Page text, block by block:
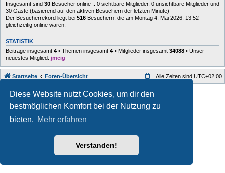
Diese Website nutzt Cookies, um dir den
bestmöglichen Komfort bei der Nutzung zu
bieten. Mehr erfahren
Verstanden!
Insgesamt sind 30 Besucher online :: 0 sichtbare Mitglieder, 0 unsichtbare Mitglieder und
30 Gäste (basierend auf den aktiven Besuchern der letzten Minute)
Der Besucherrekord liegt bei 516 Besuchern, die am Montag 4. Mai 2026, 13:52
gleichzeitig online waren.
STATISTIK
Beiträge insgesamt 4 • Themen insgesamt 4 • Mitglieder insgesamt 34088 • Unser
neuestes Mitglied: jmcig
Startseite Foren-Übersicht Alle Zeiten sind UTC+02:00
Style developer by forum ,
Powered byphpBB ® Forum Software © phpBB Limited
Deutsche Übersetzung durchphpBB.de
Datenschutz